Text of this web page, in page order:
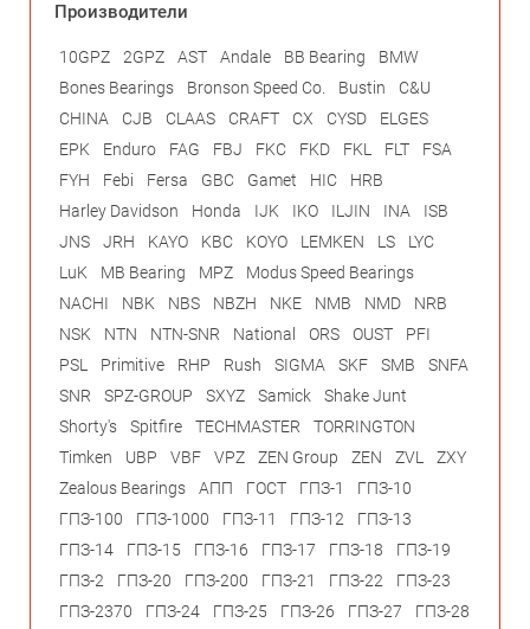
Производители
10GPZ 2GPZ AST Andale BB Bearing
BMW
Bones Bearings
Bronson Speed Co. Bustin
C&U
CHINA
CJB CLAAS CRAFT CX CYSD
ELGES
EPK
Enduro FAG FBJ FKC FKD FKL FLT
FSA
FYH
Febi Fersa GBC Gamet HIC
HRB
Harley Davidson
Honda IJK IKO ILJIN INA
ISB
JNS
JRH KAYO KBC KOYO LEMKEN LS
LYC
LuK
MB Bearing MPZ
Modus Speed Bearings
NACHI
NBK NBS NBZH NKE NMB NMD
NRB
NSK
NTN NTN-SNR National ORS OUST
PFI
PSL
Primitive RHP Rush SIGMA SKF SMB
SNFA
SNR
SPZ-GROUP SXYZ Samick
Shake Junt
Shorty's
Spitfire TECHMASTER
TORRINGTON
Timken
UBP VBF VPZ ZEN Group ZEN ZVL
ZXY
Zealous Bearings
АПП ГОСТ ГПЗ-1
ГПЗ-10
ГПЗ-100
ГПЗ-1000 ГПЗ-11 ГПЗ-12
ГПЗ-13
ГПЗ-14
ГПЗ-15 ГПЗ-16 ГПЗ-17 ГПЗ-18
ГПЗ-19
ГПЗ-2
ГПЗ-20 ГПЗ-200 ГПЗ-21 ГПЗ-22
ГПЗ-23
ГПЗ-2370
ГПЗ-24 ГПЗ-25 ГПЗ-26 ГПЗ-27 ГПЗ-28